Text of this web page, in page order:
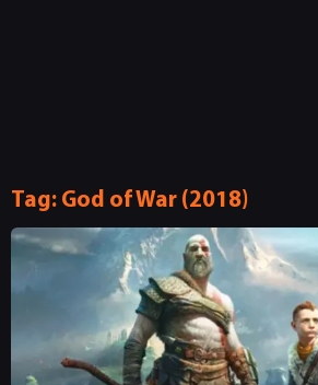
RECENZJE
PUBLICYSTYKA
KULTURA
Tag: God of War (2018)